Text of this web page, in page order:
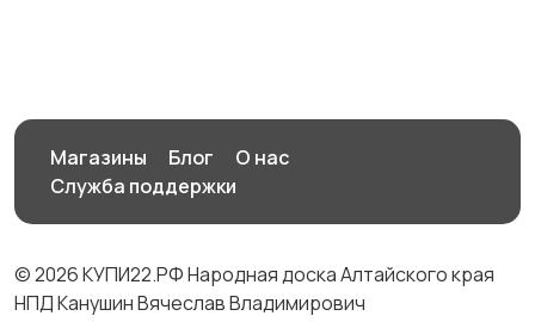
Магазины Блог
О нас
Служба поддержки
© 2026 КУПИ22.РФ Народная доска Алтайского края
НПД Канушин Вячеслав Владимирович